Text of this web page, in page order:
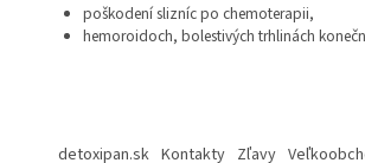
poškodení slizníc po chemoterapii,
hemoroidoch, bolestivých trhlinách
detoxipan.sk Kontakty Zľavy